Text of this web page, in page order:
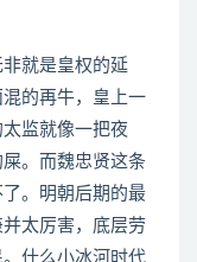
就是皇权的延
的再牛，皇上一
监就像一把夜
。而魏忠贤这条
。明朝后期的最
太厉害，底层劳
什么小冰河时代